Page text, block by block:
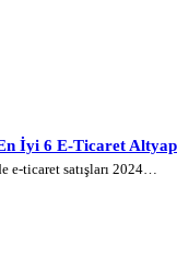
İyi 6 E-Ticaret
e-ticaret satışları 2024…